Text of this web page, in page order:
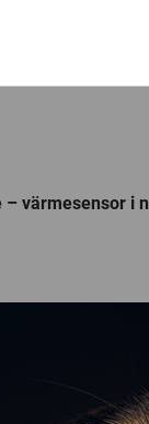
– värmesensor i